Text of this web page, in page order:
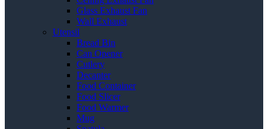
Glass Exhaust Fan
Wall Exhaust
Utensil
Bread Bin
Can Opener
Cutlery
Decanter
Food Container
Food Slicer
Food Warmer
Mug